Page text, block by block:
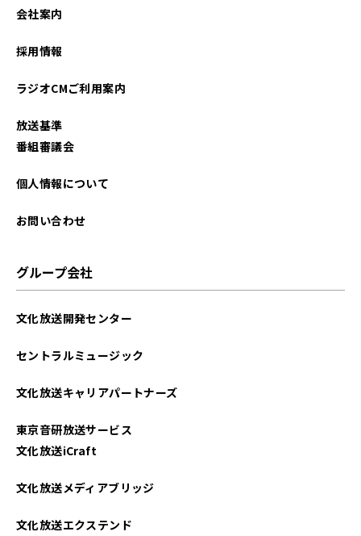
2024年04月
2024年01月
会社案内
採用情報
ラジオCMご利用案内
放送基準
番組審議会
個人情報について
お問い合わせ
グループ会社
文化放送開発センター
セントラルミュージック
文化放送キャリアパートナーズ
東京音研放送サービス
文化放送iCraft
文化放送メディアブリッジ
文化放送エクステンド